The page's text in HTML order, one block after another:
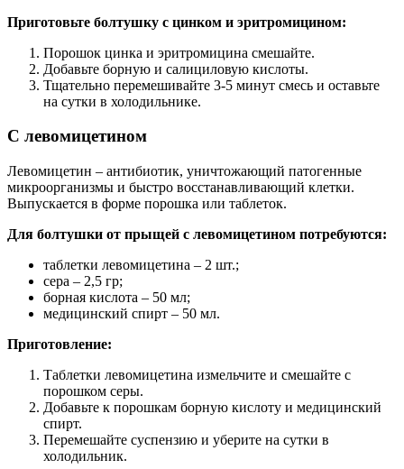
Приготовьте болтушку с цинком и эритромицином:
Порошок цинка и эритромицина смешайте.
Добавьте борную и салициловую кислоты.
Тщательно перемешивайте 3-5 минут смесь и оставьте
на сутки в холодильнике.
С левомицетином
Левомицетин ‒ антибиотик, уничтожающий патогенные
микроорганизмы и быстро восстанавливающий клетки.
Выпускается в форме порошка или таблеток.
Для болтушки от прыщей с левомицетином потребуются:
таблетки левомицетина ‒ 2 шт.;
сера ‒ 2,5 гр;
борная кислота ‒ 50 мл;
медицинский спирт ‒ 50 мл.
Приготовление:
Таблетки левомицетина измельчите и смешайте с
порошком серы.
Добавьте к порошкам борную кислоту и медицинский
спирт.
Перемешайте суспензию и уберите на сутки в
холодильник.